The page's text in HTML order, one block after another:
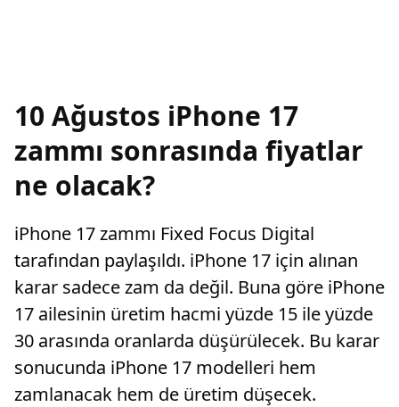
10 Ağustos iPhone 17
zammı sonrasında fiyatlar
ne olacak?
iPhone 17 zammı Fixed Focus Digital
tarafından paylaşıldı. iPhone 17 için alınan
karar sadece zam da değil. Buna göre iPhone
17 ailesinin üretim hacmi yüzde 15 ile yüzde
30 arasında oranlarda düşürülecek. Bu karar
sonucunda iPhone 17 modelleri hem
zamlanacak hem de üretim düşecek.